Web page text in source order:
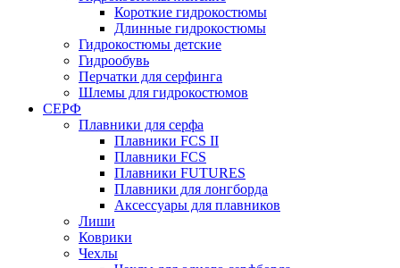
Короткие гидрокостюмы
Длинные гидрокостюмы
Гидрокостюмы детские
Гидрообувь
Перчатки для серфинга
Шлемы для гидрокостюмов
СЕРФ
Плавники для серфа
Плавники FCS II
Плавники FCS
Плавники FUTURES
Плавники для лонгборда
Аксессуары для плавников
Лиши
Коврики
Чехлы